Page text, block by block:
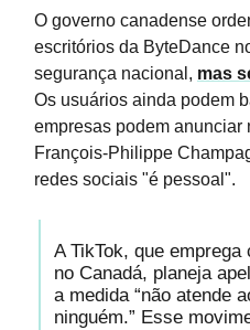
O governo canadense
escritórios da ByteDance
segurança nacional, mas
Os usuários ainda podem
empresas podem anunciar
François-Philippe
redes sociais "é pessoal".
A TikTok, que
no Canadá, planeja
a medida “não atende
ninguém.” Esse